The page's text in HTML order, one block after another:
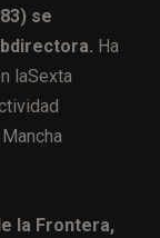
se
Ha
laSexta
la Frontera,